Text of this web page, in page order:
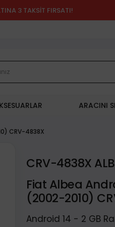
3 TAKSİT FIRSATI!
ARACINI
CRV-4838X
CRV-4838X
Fiat Albea
(2002-2010)
Android 14 - 2 GB